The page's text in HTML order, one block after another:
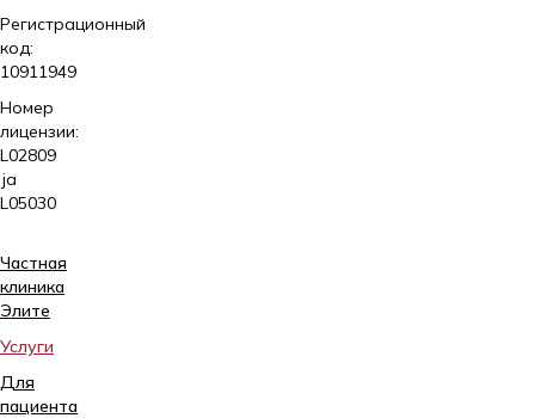
Регистрационный
код:
10911949
Номер
лицензии:
L02809
ja
L05030
Частная
клиника
Элитe
Услуги
Для
пациента